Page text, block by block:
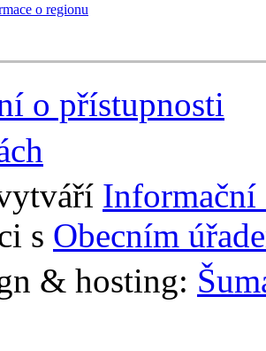
o regionu
o přístupnosti
Informační
s Obecním
& hosting: